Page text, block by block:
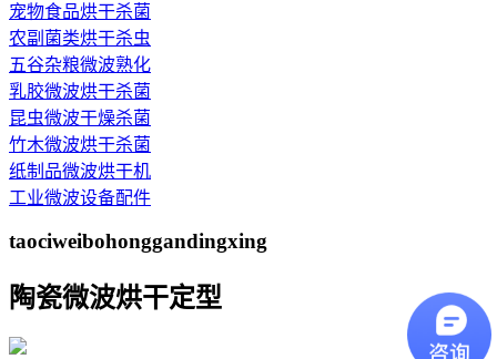
宠物食品烘干杀菌
农副菌类烘干杀虫
五谷杂粮微波熟化
乳胶微波烘干杀菌
昆虫微波干燥杀菌
竹木微波烘干杀菌
纸制品微波烘干机
工业微波设备配件
taociweibohonggandingxing
陶瓷微波烘干定型